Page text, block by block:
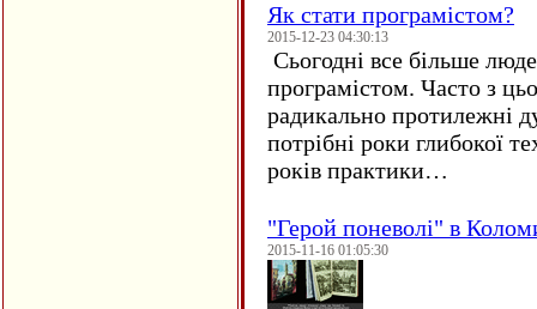
Як стати програмістом?
2015-12-23 04:30:13
Сьогодні все більше
програмістом. Часто з
радикально протилежні
потрібні роки глибокої
років практики…
"Герой поневолі" в
2015-11-16 01:05:30